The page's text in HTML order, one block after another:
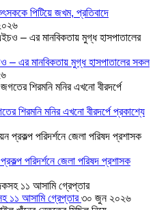
পিটিয়ে জখম, প্রতিবাদে
– এর মানবিকতায় মুগ্ধ হাসপাতালের সকল
শিরমনি মনির এখনো বীরদর্পে প্রকাশ্যে
পরিদর্শনে জেলা পরিষদ প্রশাসক
১১ আসামি গ্রেপ্তার৩০ জুন ২০২৬